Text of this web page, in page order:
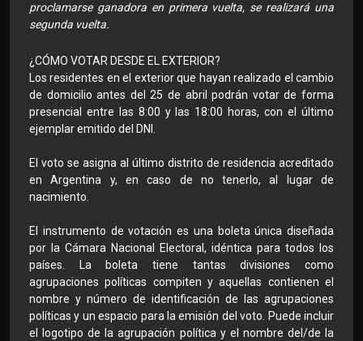
proclamarse ganadora en primera vuelta, se realizará una
segunda vuelta.
¿CÓMO VOTAR DESDE EL EXTERIOR?
Los residentes en el exterior que hayan realizado el cambio
de domicilio antes del 25 de abril podrán votar de forma
presencial entre las 8:00 y las 18:00 horas, con el último
ejemplar emitido del DNI.
El voto se asigna al último distrito de residencia acreditado
en Argentina y, en caso de no tenerlo, al lugar de
nacimiento.
El instrumento de votación es una boleta única diseñada
por la Cámara Nacional Electoral, idéntica para todos los
países. La boleta tiene tantas divisiones como
agrupaciones políticas compiten y aquellas contienen el
nombre y número de identificación de las agrupaciones
políticas y un espacio para la emisión del voto. Puede incluir
el logotipo de la agrupación política y el nombre del/de la